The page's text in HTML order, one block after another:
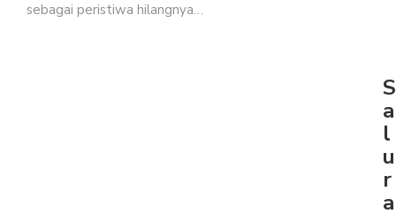
sebagai peristiwa hilangnya…
S
a
l
u
r
a